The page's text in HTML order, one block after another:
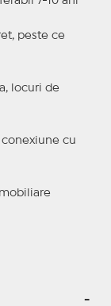
peste ce
locuri de
cu
-